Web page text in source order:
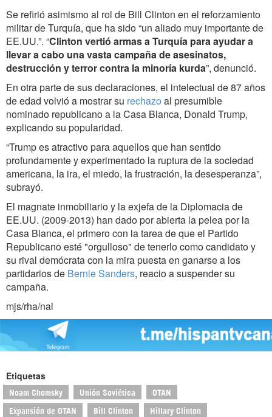
Se refirió asimismo al rol de Bill Clinton en el reforzamiento
militar de Turquía, que ha sido “un aliado muy importante de
EE.UU.”. “Clinton vertió armas a Turquía para ayudar a
llevar a cabo una vasta campaña de asesinatos,
destrucción y terror contra la minoría kurda”, denunció.
En otra parte de sus declaraciones, el intelectual de 87 años
de edad volvió a mostrar su rechazo al presumible
nominado republicano a la Casa Blanca, Donald Trump,
explicando su popularidad.
“Trump es atractivo para aquellos que han sentido
profundamente y experimentado la ruptura de la sociedad
americana, la ira, el miedo, la frustración, la desesperanza”,
subrayó.
El magnate inmobiliario y la exjefa de la Diplomacia de
EE.UU. (2009-2013) han dado por abierta la pelea por la
Casa Blanca, el primero con la tarea de que el Partido
Republicano esté "orgulloso" de tenerlo como candidato y
su rival demócrata con la mira puesta en ganarse a los
partidarios de Bernie Sanders, reacio a suspender su
campaña.
mjs/rha/nal
Etiquetas
Noam Chomsky Unión Soviética OTAN
Expansión de OTAN Bill Clinton Hillary Clinton